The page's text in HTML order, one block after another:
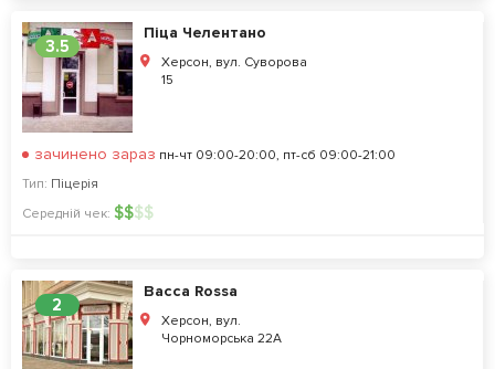
3.5
Піца Челентано
Херсон, вул. Суворова
15
зачинено зараз пн-чт 09:00-20:00, пт-сб 09:00-21:00
Тип: Піцерія
Середній чек: $$$$
2
Bacca Rossa
Херсон, вул.
Чорноморська 22А